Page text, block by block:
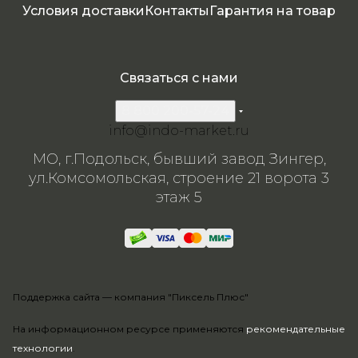
Условия доставки Контакты Гарантия на товар
На информационном ресурсе применяются рекомендательные
технологии.
Связаться с нами
info@indo-market.ru
МО, г.Подольск, бывший завод Зингер,
ул.Комсомольская, строение 21 ворота 3
этаж 5
Поддержка сайта — компания "Пиксель Плюс"